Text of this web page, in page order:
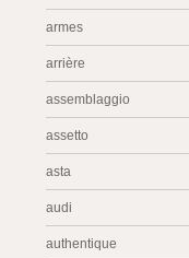
armes
arrière
assemblaggio
assetto
asta
audi
authentique